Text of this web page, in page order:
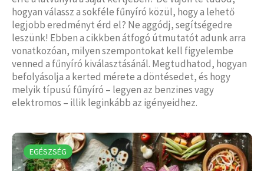
hogyan válassz a sokféle fűnyíró közül, hogy a lehető
legjobb eredményt érd el? Ne aggódj, segítségedre
leszünk! Ebben a cikkben átfogó útmutatót adunk arra
vonatkozóan, milyen szempontokat kell figyelembe
venned a fűnyíró kiválasztásánál. Megtudhatod, hogyan
befolyásolja a kerted mérete a döntésedet, és hogy
melyik típusú fűnyíró – legyen az benzines vagy
elektromos – illik leginkább az igényeidhez.
EGÉSZSÉG